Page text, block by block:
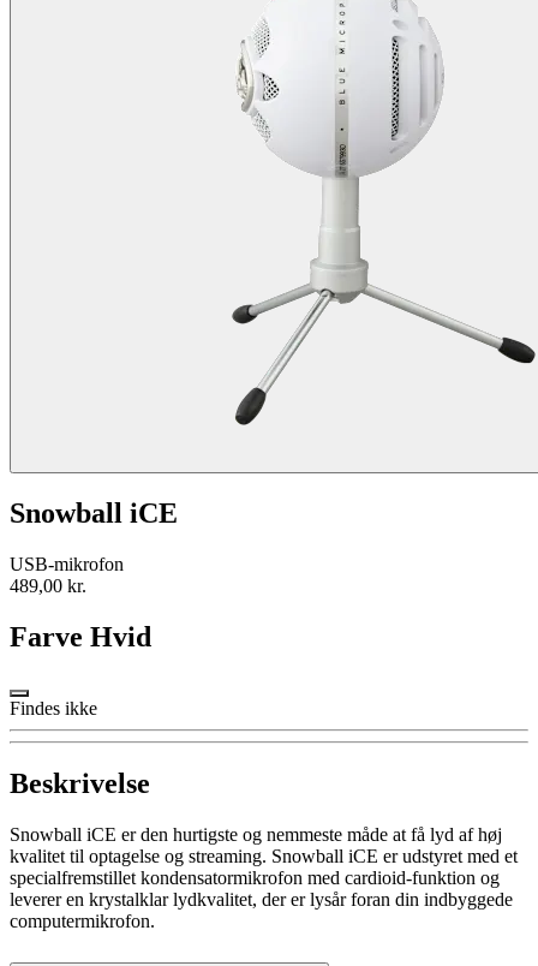
Snowball iCE
USB-mikrofon
489,00 kr.
Farve Hvid
Findes ikke
Beskrivelse
Snowball iCE er den hurtigste og nemmeste måde at få lyd af høj
kvalitet til optagelse og streaming. Snowball iCE er udstyret med et
specialfremstillet kondensatormikrofon med cardioid-funktion og
leverer en krystalklar lydkvalitet, der er lysår foran din indbyggede
computermikrofon.